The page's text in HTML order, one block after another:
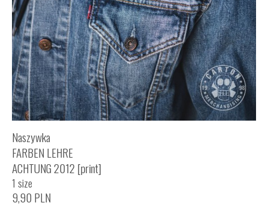
Naszywka
FARBEN LEHRE
ACHTUNG 2012 [print]
1 size
9,90 PLN